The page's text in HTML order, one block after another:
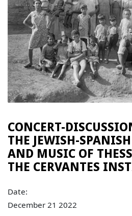
CONCERT-
THE JEWISH-
AND MUSIC OF
THE CERVANTES
Date:
December 21 2022